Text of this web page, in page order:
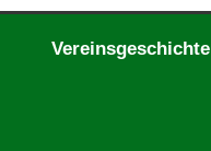
Vereinsgeschichte